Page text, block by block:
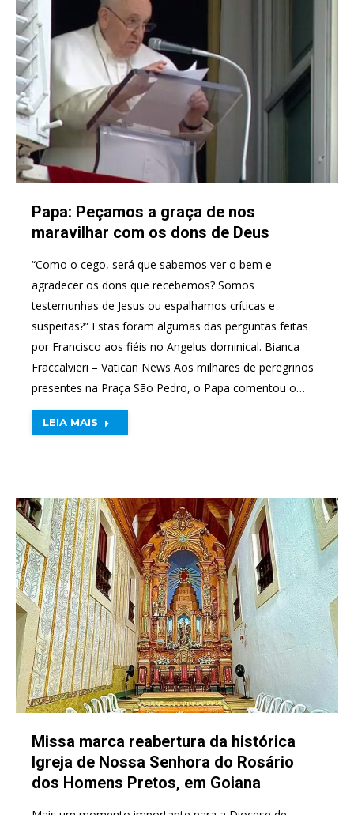
Papa: Peçamos a graça de nos
maravilhar com os dons de Deus
“Como o cego, será que sabemos ver o bem e
agradecer os dons que recebemos? Somos
testemunhas de Jesus ou espalhamos críticas e
suspeitas?” Estas foram algumas das perguntas feitas
por Francisco aos fiéis no Angelus dominical. Bianca
Fraccalvieri – Vatican News Aos milhares de peregrinos
presentes na Praça São Pedro, o Papa comentou o…
LEIA MAIS
Missa marca reabertura da histórica
Igreja de Nossa Senhora do Rosário
dos Homens Pretos, em Goiana